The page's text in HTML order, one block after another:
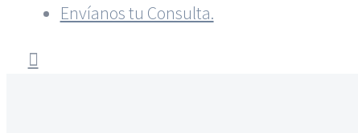
Envíanos tu Consulta.